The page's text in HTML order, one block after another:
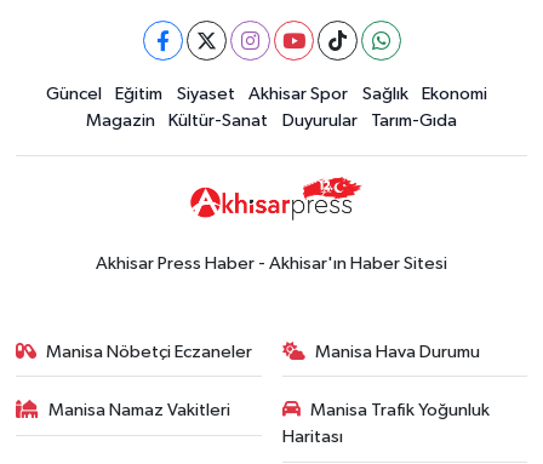
yaşadı
19:00Kadın ve Çocuk Giyimde Yeni
Dönem: Minik Terzi’den Anne-
Çocuk Stilini Tamamlayan
Koleksiyonlar
Güncel
18:57Akhisar'da Atatürk
Duyurular
Güncel Eğitim Siyaset Akhisar Spor Sağlık
Ekonomi
Magazin
Kültür-Sanat Duyurular Tarım-Gıda
Akhisar Press Haber - Akhisar'ın Haber Sitesi
Manisa Nöbetçi Eczaneler Manisa Hava Durumu
Manisa Namaz Vakitleri
Manisa Trafik Yoğunluk
Haritası